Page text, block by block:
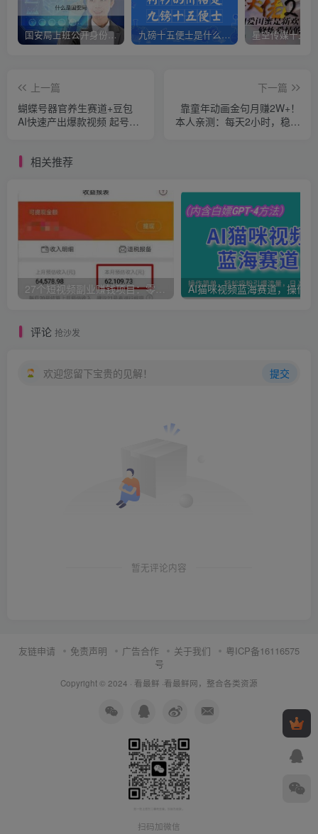
国安局上班公开身份是什么（国安身份对家人保密吗） 九磅十五便士是什么意思（九磅十五便士是什么梗）
上一篇
蝴蝶号器官养生赛道+豆包
AI快速产出爆款视频 起号快
下一篇
靠童年动画金句月赚2W+！
本人亲测：每天2小时，稳定
相关推荐
评论 抢沙发
欢迎您留下宝贵的见解！ 提交
暂无评论内容
友链申请 免责声明 广告合作 关于我们
粤ICP备16116575
号
Copyright © 2024 · 看最鲜 ·看最鲜网，整合各类资源
扫码加微信